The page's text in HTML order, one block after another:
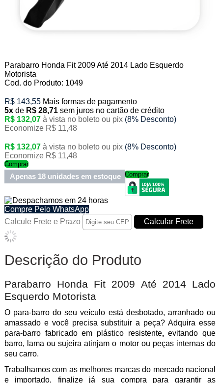
Parabarro Honda Fit 2009 Até 2014 Lado Esquerdo
Motorista
Cod. do Produto: 1049
R$ 143,55 Mais formas de pagamento
5xde R$ 28,71 sem juros no cartão de crédito
R$ 132,07 à vista no boleto ou pix (8% Desconto)
Economize R$ 11,48
R$ 132,07 à vista no boleto ou pix (8% Desconto)
Economize R$ 11,48
Comprar
Apenas 18 unidades em estoque Comprar
Compre Pelo WhatsApp
Calcule Frete e Prazo
Descrição do Produto
Parabarro Honda Fit 2009 Até 2014 Lado
Esquerdo Motorista
O para-barro do seu veículo está desbotado, arranhado ou
amassado e você precisa substituir a peça? Adquira esse
para-barro fabricado em plástico resistente,evitando que
barro, lama ou sujeira atinjam o motor ou peças internas do
seu carro.
Trabalhamos com as melhores marcas do mercado nacional
e importado, finalize já sua compra para garantir as